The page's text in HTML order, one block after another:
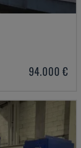
94.000 €